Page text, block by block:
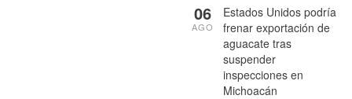
Estados Unidos podría
frenar exportación de
aguacate tras
suspender
inspecciones en
Michoacán
06
AGO